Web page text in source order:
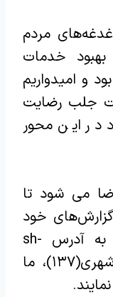
مردم
خدمات
و امیدواریم
جلب رضایت
در این محور
می شود تا
خود
در وب سایت شهراری بومهن به آدرس sh-
boumehen.ir، پنجره مدیریت شهری(۱۳۷)، ما